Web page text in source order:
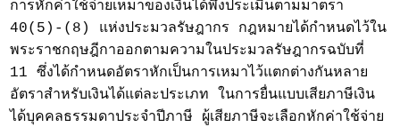
การหักค่าใช้จ่ายเหมาของเงินได้พึงประเมินตามมาตรา
40(5)-(8) แห่งประมวลรัษฎากร กฎหมายได้กำหนดไว้ใน
พระราชกฤษฎีกาออกตามความในประมวลรัษฎากรฉบับที่
11 ซึ่งได้กำหนดอัตราหักเป็นการเหมาไว้แตกต่างกันหลาย
อัตราสำหรับเงินได้แต่ละประเภท ในการยื่นแบบเสียภาษีเงิน
ได้บุคคลธรรมดาประจำปีภาษี ผู้เสียภาษีจะเลือกหักค่าใช้จ่าย